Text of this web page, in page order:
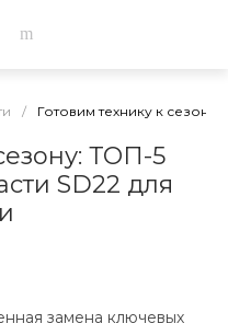
/ Готовим технику к
ТОП-5
SD22 для
замена ключевых